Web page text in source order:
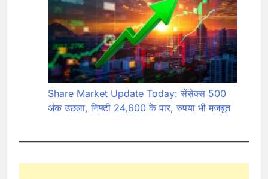
Share Market Update Today: सेंसेक्स 500
अंक उछला, निफ्टी 24,600 के पार, रुपया भी मजबूत